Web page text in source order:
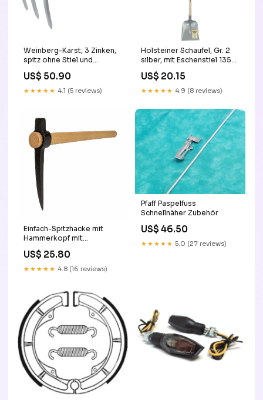
Weinberg-Karst, 3 Zinken,
spitz ohne Stiel und
US$ 50.90
★★★★★ 4.1 (5 reviews)
Holsteiner Schaufel, Gr. 2
silber, mit Eschenstiel 135
US$ 20.15
★★★★★ 4.9 (8 reviews)
Einfach-Spitzhacke mit
Hammerkopf mit
kurzem Eschenstiel 33 cm
US$ 25.80
★★★★★ 4.8 (16 reviews)
Pfaff Paspelfuss
Schnellnäher Zubehör
US$ 46.50
★★★★★ 5.0 (27 reviews)